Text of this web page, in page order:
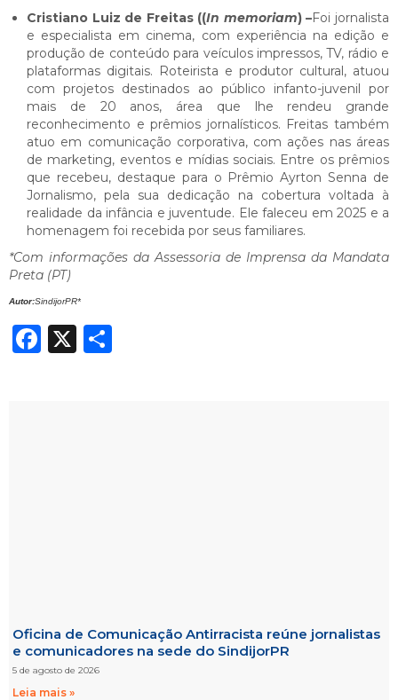
Cristiano Luiz de Freitas ((In memoriam) –Foi jornalista
e especialista em cinema, com experiência na edição e
produção de conteúdo para veículos impressos, TV, rádio e
plataformas digitais. Roteirista e produtor cultural, atuou
com projetos destinados ao público infanto-juvenil por
mais de 20 anos, área que lhe rendeu grande
reconhecimento e prêmios jornalísticos. Freitas também
atuo em comunicação corporativa, com ações nas áreas
de marketing, eventos e mídias sociais. Entre os prêmios
que recebeu, destaque para o Prêmio Ayrton Senna de
Jornalismo, pela sua dedicação na cobertura voltada à
realidade da infância e juventude. Ele faleceu em 2025 e a
homenagem foi recebida por seus familiares.
*Com informações da Assessoria de Imprensa da Mandata
Preta (PT)
Autor:SindijorPR*
Facebook
X
Oficina de Comunicação Antirracista reúne jornalistas
e comunicadores na sede do SindijorPR
5 de agosto de 2026
Leia mais »